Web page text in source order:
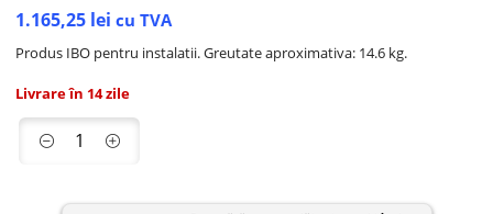
1.165,25 lei cu TVA
Produs IBO pentru instalatii. Greutate aproximativa: 14.6 kg.
Livrare în 14 zile